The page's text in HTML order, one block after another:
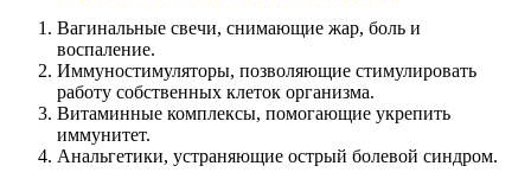
Вагинальные свечи, снимающие жар, боль и
воспаление.
Иммуностимуляторы, позволяющие стимулировать
работу собственных клеток организма.
Витаминные комплексы, помогающие укрепить
иммунитет.
Анальгетики, устраняющие острый болевой синдром.